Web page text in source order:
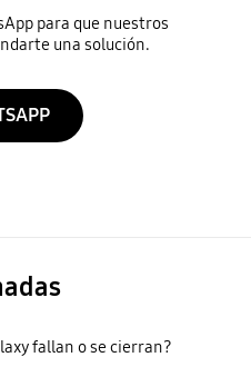
para que nuestros
una solución.
fallan o se cierran?